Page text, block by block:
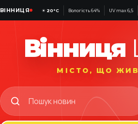
ВІННИЦЯ ☀ 20°C Вологість 64% UV max 6,5
Вінниця
МІСТО, ЩО